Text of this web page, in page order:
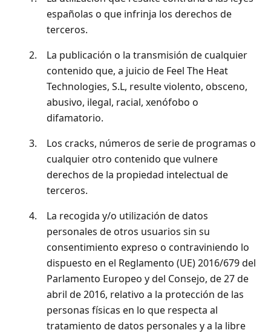
españolas o que infrinja los derechos de
terceros.
2.
La publicación o la transmisión de cualquier
contenido que, a juicio de Feel The Heat
Technologies, S.L, resulte violento, obsceno,
abusivo, ilegal, racial, xenófobo o
difamatorio.
3.
Los cracks, números de serie de programas o
cualquier otro contenido que vulnere
derechos de la propiedad intelectual de
terceros.
4.
La recogida y/o utilización de datos
personales de otros usuarios sin su
consentimiento expreso o contraviniendo lo
dispuesto en el Reglamento (UE) 2016/679 del
Parlamento Europeo y del Consejo, de 27 de
abril de 2016, relativo a la protección de las
personas físicas en lo que respecta al
tratamiento de datos personales y a la libre